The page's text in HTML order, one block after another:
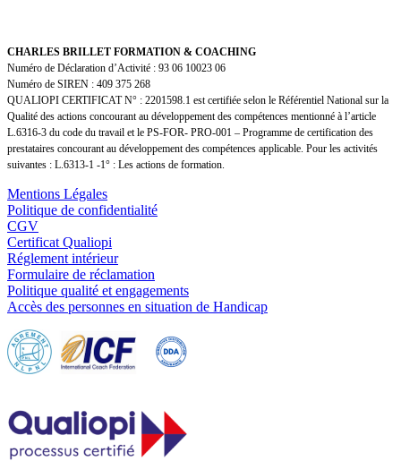
CHARLES BRILLET FORMATION & COACHING
Numéro de Déclaration d’Activité : 93 06 10023 06
Numéro de SIREN : 409 375 268
QUALIOPI CERTIFICAT N° : 2201598.1 est certifiée selon le Référentiel National sur la
Qualité des actions concourant au développement des compétences mentionné à l’article
L.6316-3 du code du travail et le PS-FOR- PRO-001 – Programme de certification des
prestataires concourant au développement des compétences applicable. Pour les activités
suivantes : L.6313-1 -1° : Les actions de formation.
Mentions Légales
Politique de confidentialité
CGV
Certificat Qualiopi
Réglement intérieur
Formulaire de réclamation
Politique qualité et engagements
Accès des personnes en situation de Handicap